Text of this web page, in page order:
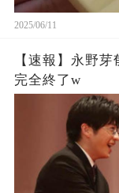
2025/06/11
【速報】永野
完全終了w